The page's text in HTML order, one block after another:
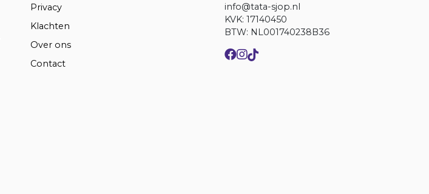
Privacy
Klachten
Over ons
Contact
info@tata-sjop.nl
KVK: 17140450
BTW: NL001740238B36